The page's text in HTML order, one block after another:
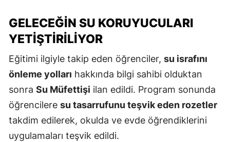
GELECEĞIN SU KORUYUCULARI
YETIŞTIRILIYOR
Eğitimi ilgiyle takip eden öğrenciler, su israfını
önleme yolları hakkında bilgi sahibi olduktan
sonra Su Müfettişi ilan edildi. Program sonunda
öğrencilere su tasarrufunu teşvik eden rozetler
takdim edilerek, okulda ve evde öğrendiklerini
uygulamaları teşvik edildi.